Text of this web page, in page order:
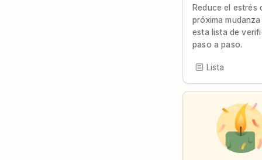
Reduce el estrés
próxima
esta lista de
paso a paso.
Lista